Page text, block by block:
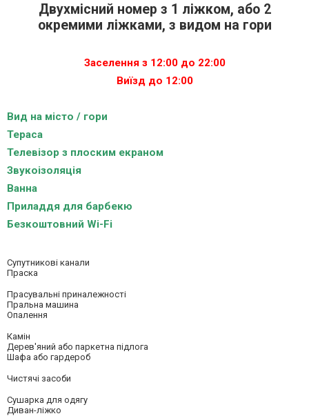
Двухмісний номер з 1 ліжком, або 2
окремими ліжками, з видом на гори
Заселення з 12:00 до 22:00
Виїзд до 12:00
Вид на місто / гори
Тераса
Телевізор з плоским екраном
Звукоізоляція
Ванна
Приладдя для барбекю
Безкоштовний Wi-Fi
Супутникові канали
Праска
Прасувальні приналежності
Пральна машина
Опалення
Камін
Дерев'яний або паркетна підлога
Шафа або гардероб
Чистячі засоби
Сушарка для одягу
Диван-ліжко